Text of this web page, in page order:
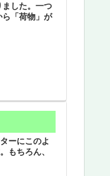
した。一つ
ら「荷物」が
ーにこのよ
もちろん、